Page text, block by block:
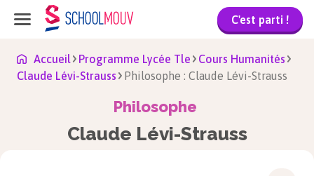
C'est parti !
Accueil Programme Lycée Tle
Cours Humanités
Claude Lévi-Strauss
Philosophe : Claude Lévi-Strauss
Philosophe
Claude Lévi-Strauss